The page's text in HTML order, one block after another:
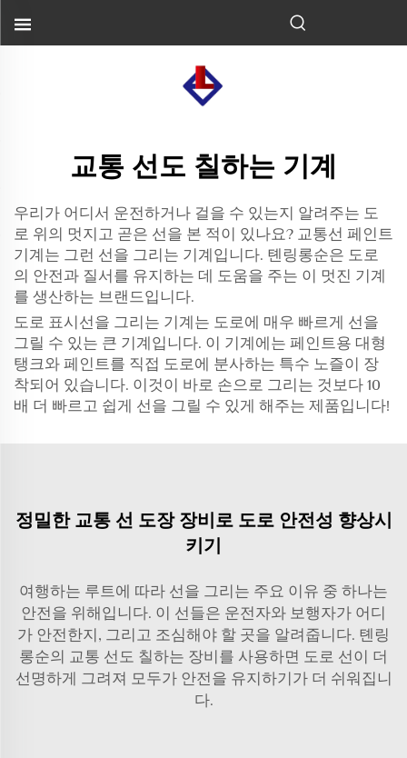
교통 선도 칠하는 기계
우리가 어디서 운전하거나 걸을 수 있는지 알려주는 도
로 위의 멋지고 곧은 선을 본 적이 있나요? 교통선 페인트
기계는 그런 선을 그리는 기계입니다. 톈링롱순은 도로
의 안전과 질서를 유지하는 데 도움을 주는 이 멋진 기계
를 생산하는 브랜드입니다.
도로 표시선을 그리는 기계는 도로에 매우 빠르게 선을
그릴 수 있는 큰 기계입니다. 이 기계에는 페인트용 대형
탱크와 페인트를 직접 도로에 분사하는 특수 노즐이 장
착되어 있습니다. 이것이 바로 손으로 그리는 것보다 10
배 더 빠르고 쉽게 선을 그릴 수 있게 해주는 제품입니다!
정밀한 교통 선 도장 장비로 도로 안전성 향상시
키기
여행하는 루트에 따라 선을 그리는 주요 이유 중 하나는
안전을 위해입니다. 이 선들은 운전자와 보행자가 어디
가 안전한지, 그리고 조심해야 할 곳을 알려줍니다. 톈링
롱순의 교통 선도 칠하는 장비를 사용하면 도로 선이 더
선명하게 그려져 모두가 안전을 유지하기가 더 쉬워집니
다.